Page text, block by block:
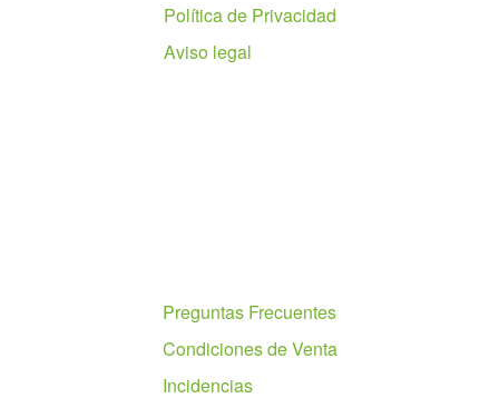
Política de Privacidad
Aviso legal
Preguntas Frecuentes
Condiciones de Venta
Incidencias